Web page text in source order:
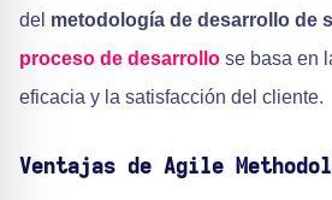
del metodología de desarrollo de
proceso de desarrollo se basa en
eficacia y la satisfacción del cliente.
Ventajas de Agile